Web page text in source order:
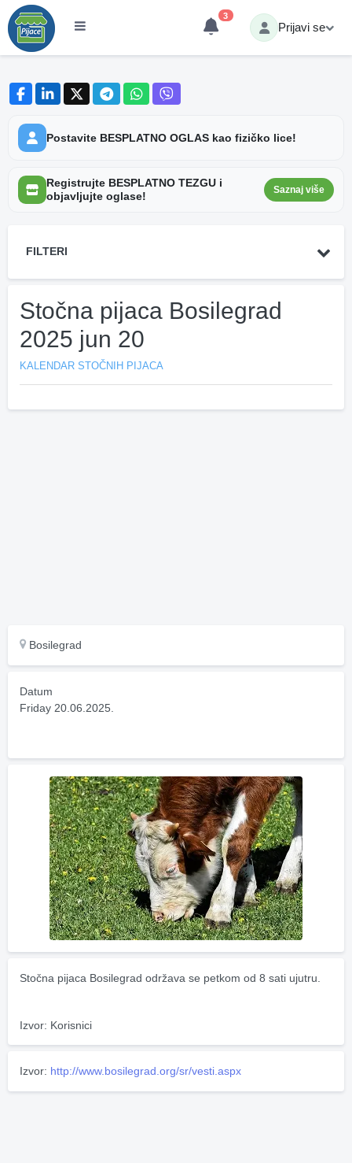
3
Prijavi se
Postavite BESPLATNO OGLAS kao fizičko lice!
Registrujte BESPLATNO TEZGU i
objavljujte oglase!
Saznaj više
FILTERI
Stočna pijaca Bosilegrad
2025 jun 20
KALENDAR STOČNIH PIJACA
Bosilegrad
Datum
Friday 20.06.2025.
Stočna pijaca Bosilegrad održava se petkom od 8 sati ujutru.
Izvor: Korisnici
Izvor: http://www.bosilegrad.org/sr/vesti.aspx